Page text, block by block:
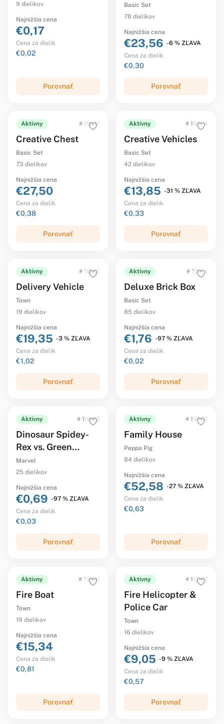
9 dielikov
Najnižšia cena
€0,17
Cena za dielik
€0,02
Porovnať
Basic Set
78 dielikov
Najnižšia cena
€23,56 -6 % ZĽAVA
Cena za dielik
€0,30
Porovnať
Aktívny # 10817
Creative Chest
Basic Set
73 dielikov
Najnižšia cena
€27,50
Cena za dielik
€0,38
Porovnať
Aktívny # 10474
Creative Vehicles
Basic Set
42 dielikov
Najnižšia cena
€13,85 -31 % ZĽAVA
Cena za dielik
€0,33
Porovnať
Aktívny # 10601
Delivery Vehicle
Town
19 dielikov
Najnižšia cena
€19,35 -3 % ZĽAVA
Cena za dielik
€1,02
Porovnať
Aktívny # 10914
Deluxe Brick Box
Basic Set
85 dielikov
Najnižšia cena
€1,76 -97 % ZĽAVA
Cena za dielik
€0,02
Porovnať
Aktívny # 10463
Dinosaur Spidey-
Rex vs. Green
Goblin
Marvel
25 dielikov
Najnižšia cena
€0,69 -97 % ZĽAVA
Cena za dielik
€0,03
Porovnať
Aktívny # 10467
Family House
Peppa Pig
84 dielikov
Najnižšia cena
€52,58 -27 % ZĽAVA
Cena za dielik
€0,63
Porovnať
Aktívny # 10591
Fire Boat
Town
19 dielikov
Najnižšia cena
€15,34
Cena za dielik
€0,81
Porovnať
Aktívny # 10957
Fire Helicopter &
Police Car
Town
16 dielikov
Najnižšia cena
€9,05 -9 % ZĽAVA
Cena za dielik
€0,57
Porovnať